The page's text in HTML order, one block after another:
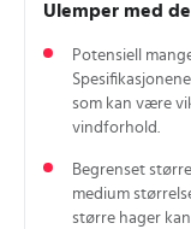
Ulemper med
Potensiell
som kan være
vindforhold.
Begrenset
medium
større hager